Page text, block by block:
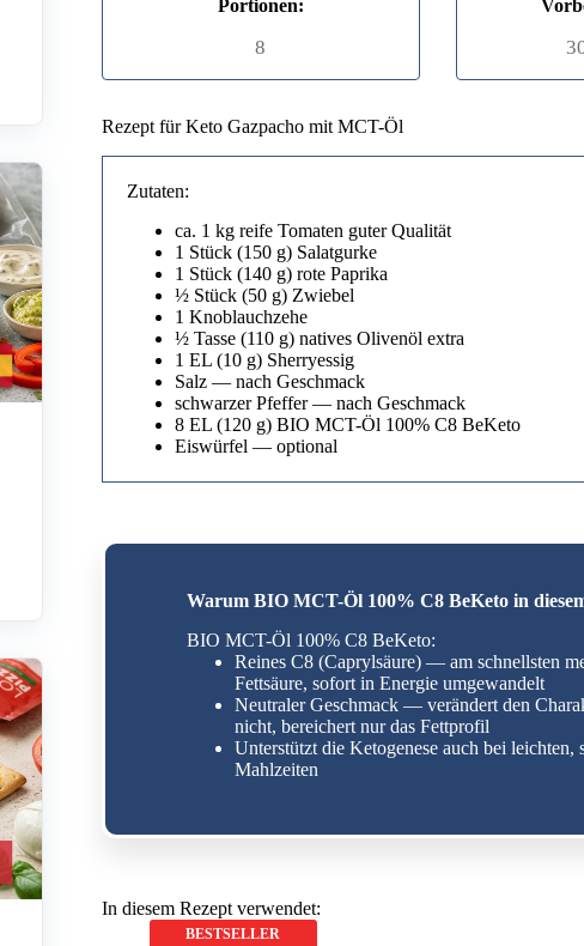
Portionen:
8
Rezept für Keto Gazpacho mit MCT-Öl
Zutaten:
ca. 1 kg reife Tomaten guter Qualität
1 Stück (150 g) Salatgurke
1 Stück (140 g) rote Paprika
½ Stück (50 g) Zwiebel
1 Knoblauchzehe
½ Tasse (110 g) natives Olivenöl extra
1 EL (10 g) Sherryessig
Salz — nach Geschmack
schwarzer Pfeffer — nach Geschmack
8 EL (120 g) BIO MCT-Öl 100% C8 BeKeto
Eiswürfel — optional
Warum BIO MCT-Öl 100% C8 BeKeto in
BIO MCT-Öl 100% C8 BeKeto:
Reines C8 (Caprylsäure) — am schnellsten
Fettsäure, sofort in Energie umgewandelt
Neutraler Geschmack — verändert den
nicht, bereichert nur das Fettprofil
Unterstützt die Ketogenese auch bei leichten,
Mahlzeiten
In diesem Rezept verwendet:
BESTSELLER